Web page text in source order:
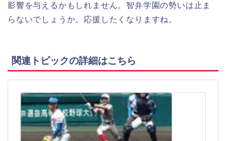
影響を与えるかもしれません。智弁学園の勢いは止ま
らないでしょうか。応援したくなりますね。
関連トピックの詳細はこちら